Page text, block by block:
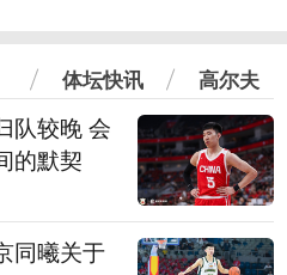
体坛快讯 高尔夫
队较晚 会
的默契
同曦关于